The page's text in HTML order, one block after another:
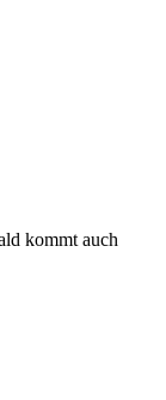
kommt auch